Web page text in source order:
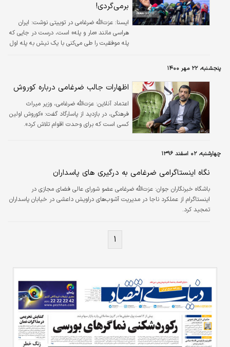
برمی‌گردی!
ايسنا: عزت‌الله ضرغامی در توییتی نوشت:‌ ایران
هراسی مانند «مار و پله» است، درست در جایی که
پله موفقیت را طی می‌کنی با یک نیش به پله اول
پنجشنبه، ۲۲ مهر ۱۴۰۰
اظهارات جالب ضرغامی درباره کوروش
اعتماد آنلاین: عزت‌الله ضرغامی،‌ وزیر میراث
فرهنگی، در بازدید از پاسارگاد گفت: «کوروش اولین
کسی است که برای وحدت اقوام‌ تلاش کرد».
چهارشنبه، ۰۲ اسفند ۱۳۹۶
نگاه اینستاگرامی ضرغامی به درگیری های پاسداران
باشگاه خبرنگاران جوان: عزت‌الله ضرغامی عضو شورای عالی فضای مجازی در
اینستاگرام از عملکرد ناجا در مدیریت آشوب‌های دراویش داعشی در خیابان پاسداران
تمجید کرد.
۱